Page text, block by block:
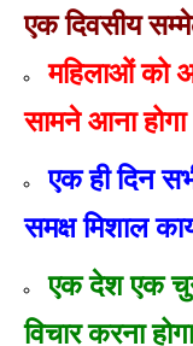
एक दिवसीय
महिलाओं को
सामने आना होगा
एक ही दिन
समक्ष मिशाल
एक देश एक
विचार करना होगा